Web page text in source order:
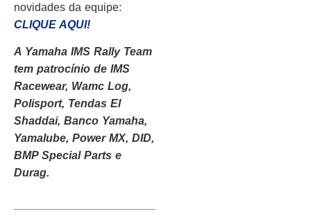
novidades da equipe:
CLIQUE AQUI!
A Yamaha IMS Rally Team
tem patrocínio de IMS
Racewear, Wamc Log,
Polisport, Tendas El
Shaddai, Banco Yamaha,
Yamalube, Power MX, DID,
BMP Special Parts e
Durag.